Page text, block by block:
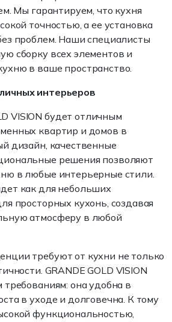
Мы гарантируем, что кухня
точностью, а ее установка
проблем. Наши специалисты
сборку всех элементов и
в ваше пространство.
интерьеров
VISION будет отличным
квартир и домов в
дизайн, качественные
решения позволяют
в любые интерьерные стили.
как для небольших
просторных кухонь, создавая
атмосферу в любой
требуют от кухни не только
GRANDE GOLD VISION
требованиям: она удобна в
в уходе и долговечна. К тому
функциональностью,